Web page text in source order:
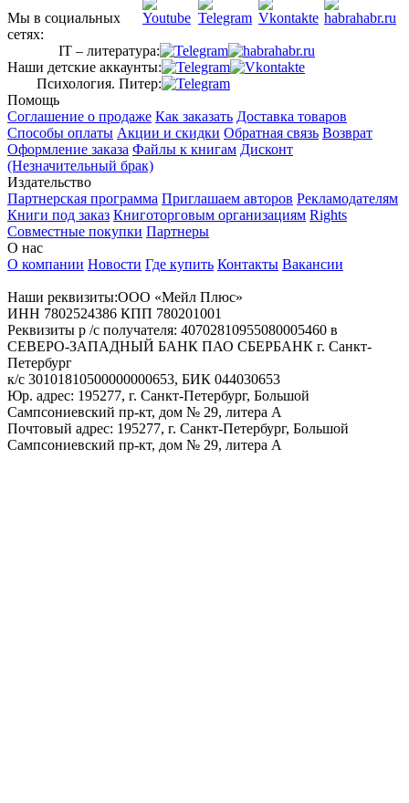
Мы в социальных
сетях:
IT – литература:
Наши детские аккаунты:
Психология. Питер:
Помощь
Соглашение о продаже Как заказать Доставка товаров
Способы оплаты Акции и скидки Обратная связь Возврат
Оформление заказа Файлы к книгам Дисконт
(Незначительный брак)
Издательство
Партнерская программа Приглашаем авторов Рекламодателям
Книги под заказ Книготорговым организациям Rights
Совместные покупки Партнеры
О нас
О компании Новости Где купить Контакты Вакансии
Наши реквизиты:ООО «Мейл Плюс»
ИНН 7802524386 КПП 780201001
Реквизиты р /с получателя: 40702810955080005460 в
СЕВЕРО-ЗАПАДНЫЙ БАНК ПАО СБЕРБАНК г. Санкт-
Петербург
к/с 30101810500000000653, БИК 044030653
Юр. адрес: 195277, г. Санкт-Петербург, Большой
Сампсониевский пр-кт, дом № 29, литера А
Почтовый адрес: 195277, г. Санкт-Петербург, Большой
Сампсониевский пр-кт, дом № 29, литера А